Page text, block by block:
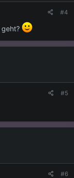
#4
geht?
#5
#6